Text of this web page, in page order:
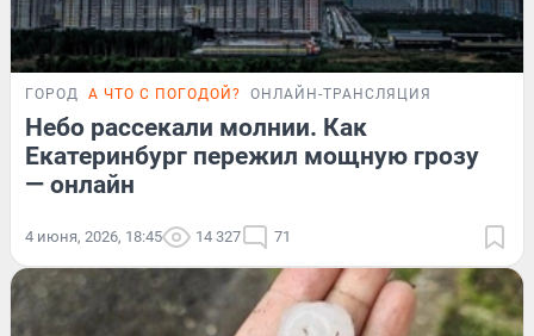
ГОРОД А ЧТО С ПОГОДОЙ? ОНЛАЙН-ТРАНСЛЯЦИЯ
Небо рассекали молнии. Как
Екатеринбург пережил мощную грозу
— онлайн
4 июня, 2026, 18:45 14 327 71